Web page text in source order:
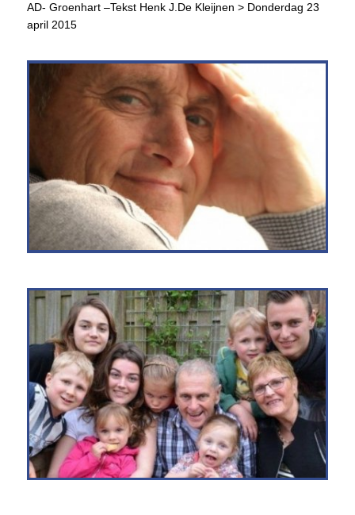
AD- Groenhart –Tekst Henk J.De Kleijnen > Donderdag 23
april 2015